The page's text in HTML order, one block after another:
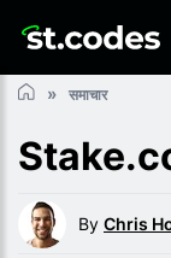
समाचार
By Chris